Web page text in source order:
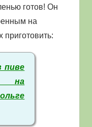
готов! Он
на
приготовить:
пиве
на